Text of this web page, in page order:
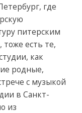
где
питерским
тоже есть те,
как
родные,
с музыкой
в Санкт-
из